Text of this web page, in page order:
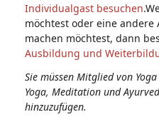
Individualgast besuchen
möchtest oder eine andere
machen möchtest, dann
Ausbildung und
Sie müssen Mitglied von
Yoga, Meditation und
hinzuzufügen.